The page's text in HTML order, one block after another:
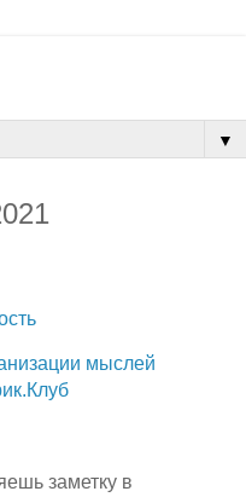
▼
мыслей
заметку в